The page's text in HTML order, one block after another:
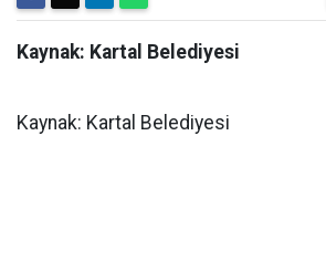
Kaynak: Kartal Belediyesi
Kaynak: Kartal Belediyesi